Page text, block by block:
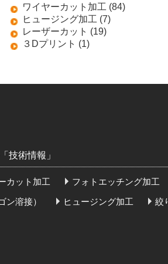
ワイヤーカット加工 (84)
ヒュージング加工 (7)
レーザーカット (19)
３Dプリント (1)
技術情報」
カット加工 フォトエッチング加工
ン溶接） ヒュージング加工 絞